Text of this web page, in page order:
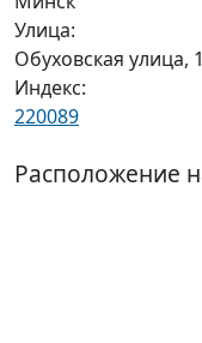
Улица:
Обуховская улица,
Индекс:
220089
Расположение